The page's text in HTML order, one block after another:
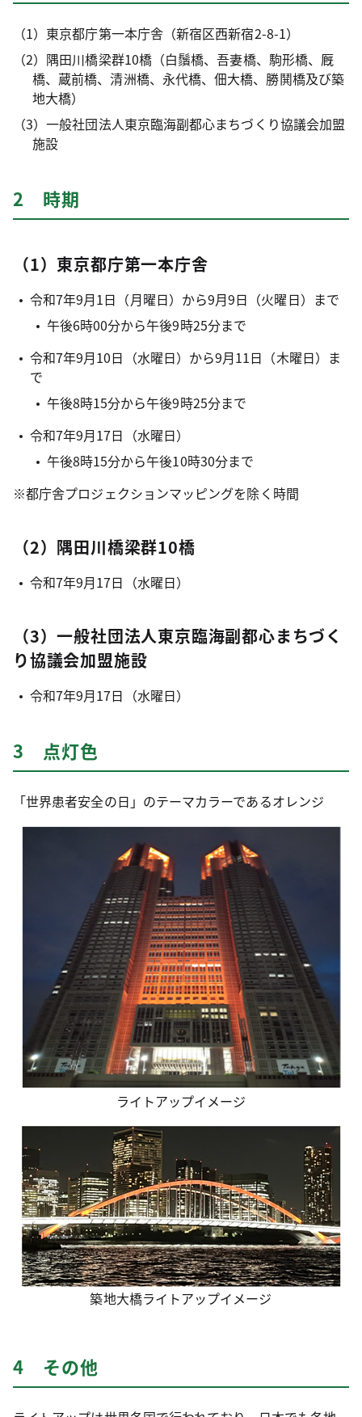
（1）東京都庁第一本庁舎（新宿区西新宿2-8-1）
（2）隅田川橋梁群10橋（白鬚橋、吾妻橋、駒形橋、厩
橋、蔵前橋、清洲橋、永代橋、佃大橋、勝鬨橋及び築
地大橋）
（3）一般社団法人東京臨海副都心まちづくり協議会加盟
施設
2 時期
（1）東京都庁第一本庁舎
令和7年9月1日（月曜日）から9月9日（火曜日）まで
午後6時00分から午後9時25分まで
令和7年9月10日（水曜日）から9月11日（木曜日）ま
で
午後8時15分から午後9時25分まで
令和7年9月17日（水曜日）
午後8時15分から午後10時30分まで
※都庁舎プロジェクションマッピングを除く時間
（2）隅田川橋梁群10橋
令和7年9月17日（水曜日）
（3）一般社団法人東京臨海副都心まちづく
り協議会加盟施設
令和7年9月17日（水曜日）
3 点灯色
「世界患者安全の日」のテーマカラーであるオレンジ
ライトアップイメージ
築地大橋ライトアップイメージ
4 その他